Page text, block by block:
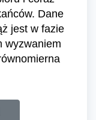
Dane
jest w fazie
wyzwaniem